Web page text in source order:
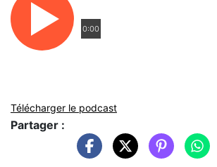
0:00
Télécharger le podcast
Partager :